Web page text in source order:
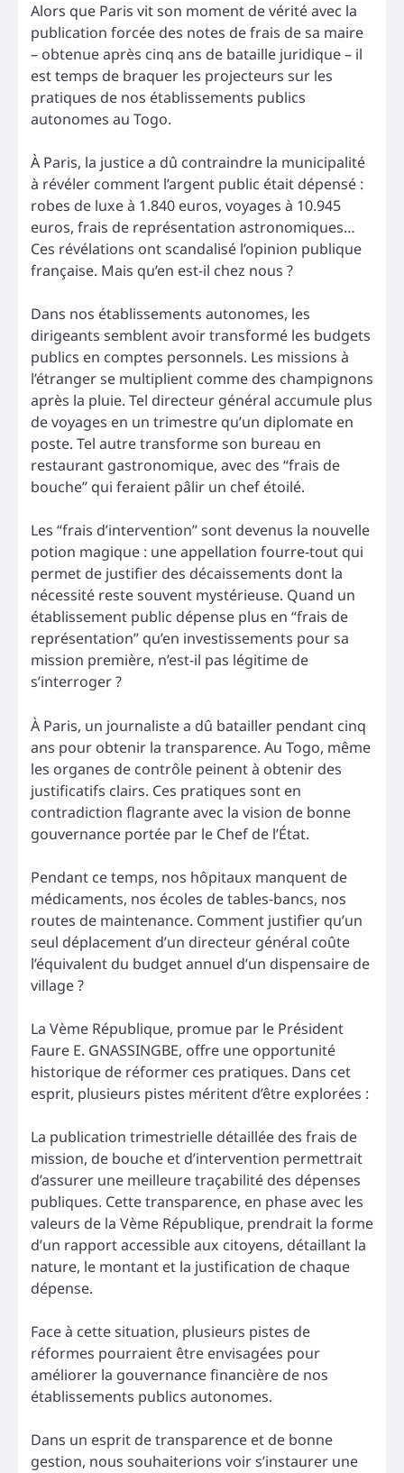
Alors que Paris vit son moment de vérité avec la
publication forcée des notes de frais de sa maire
– obtenue après cinq ans de bataille juridique – il
est temps de braquer les projecteurs sur les
pratiques de nos établissements publics
autonomes au Togo.
À Paris, la justice a dû contraindre la municipalité
à révéler comment l’argent public était dépensé :
robes de luxe à 1.840 euros, voyages à 10.945
euros, frais de représentation astronomiques…
Ces révélations ont scandalisé l’opinion publique
française. Mais qu’en est-il chez nous ?
Dans nos établissements autonomes, les
dirigeants semblent avoir transformé les budgets
publics en comptes personnels. Les missions à
l’étranger se multiplient comme des champignons
après la pluie. Tel directeur général accumule plus
de voyages en un trimestre qu’un diplomate en
poste. Tel autre transforme son bureau en
restaurant gastronomique, avec des “frais de
bouche” qui feraient pâlir un chef étoilé.
Les “frais d’intervention” sont devenus la nouvelle
potion magique : une appellation fourre-tout qui
permet de justifier des décaissements dont la
nécessité reste souvent mystérieuse. Quand un
établissement public dépense plus en “frais de
représentation” qu’en investissements pour sa
mission première, n’est-il pas légitime de
s’interroger ?
À Paris, un journaliste a dû batailler pendant cinq
ans pour obtenir la transparence. Au Togo, même
les organes de contrôle peinent à obtenir des
justificatifs clairs. Ces pratiques sont en
contradiction flagrante avec la vision de bonne
gouvernance portée par le Chef de l’État.
Pendant ce temps, nos hôpitaux manquent de
médicaments, nos écoles de tables-bancs, nos
routes de maintenance. Comment justifier qu’un
seul déplacement d’un directeur général coûte
l’équivalent du budget annuel d’un dispensaire de
village ?
La Vème République, promue par le Président
Faure E. GNASSINGBE, offre une opportunité
historique de réformer ces pratiques. Dans cet
esprit, plusieurs pistes méritent d’être explorées :
La publication trimestrielle détaillée des frais de
mission, de bouche et d’intervention permettrait
d’assurer une meilleure traçabilité des dépenses
publiques. Cette transparence, en phase avec les
valeurs de la Vème République, prendrait la forme
d’un rapport accessible aux citoyens, détaillant la
nature, le montant et la justification de chaque
dépense.
Face à cette situation, plusieurs pistes de
réformes pourraient être envisagées pour
améliorer la gouvernance financière de nos
établissements publics autonomes.
Dans un esprit de transparence et de bonne
gestion, nous souhaiterions voir s’instaurer une